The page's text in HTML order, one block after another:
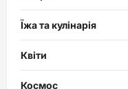
Їжа та кулінарія
Квіти
Космос